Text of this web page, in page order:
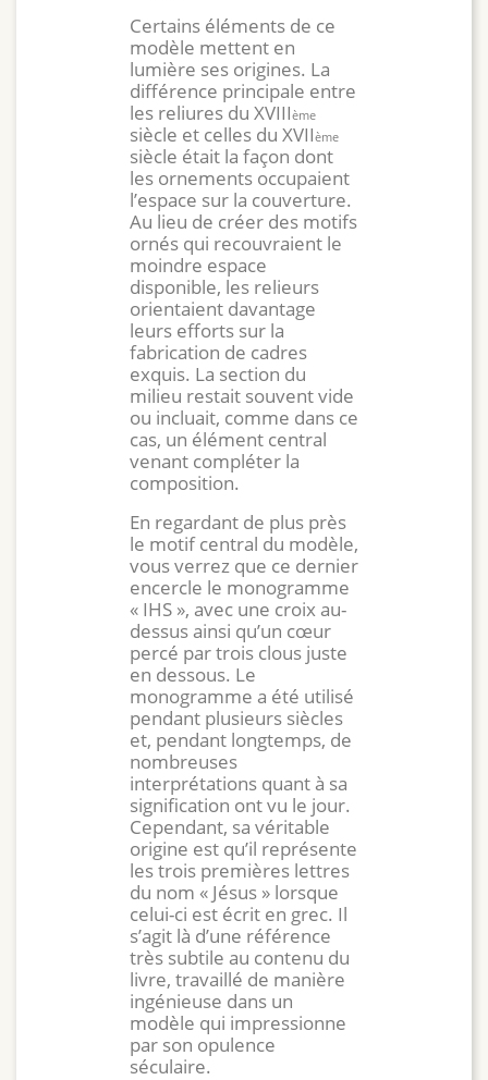
Certains éléments de ce
modèle mettent en
lumière ses origines. La
différence principale entre
les reliures du XVIIIème
siècle et celles du XVIIème
siècle était la façon dont
les ornements occupaient
l’espace sur la couverture.
Au lieu de créer des motifs
ornés qui recouvraient le
moindre espace
disponible, les relieurs
orientaient davantage
leurs efforts sur la
fabrication de cadres
exquis. La section du
milieu restait souvent vide
ou incluait, comme dans ce
cas, un élément central
venant compléter la
composition.
En regardant de plus près
le motif central du modèle,
vous verrez que ce dernier
encercle le monogramme
« IHS », avec une croix au-
dessus ainsi qu’un cœur
percé par trois clous juste
en dessous. Le
monogramme a été utilisé
pendant plusieurs siècles
et, pendant longtemps, de
nombreuses
interprétations quant à sa
signification ont vu le jour.
Cependant, sa véritable
origine est qu’il représente
les trois premières lettres
du nom « Jésus » lorsque
celui-ci est écrit en grec. Il
s’agit là d’une référence
très subtile au contenu du
livre, travaillé de manière
ingénieuse dans un
modèle qui impressionne
par son opulence
séculaire.